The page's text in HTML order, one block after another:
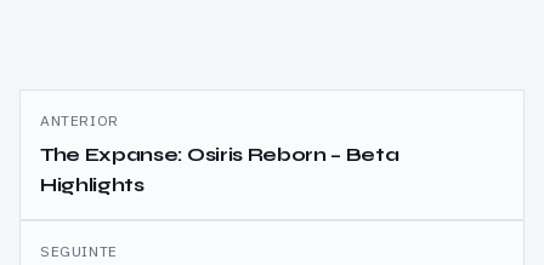
Navegação
de
artigos
ANTERIOR
The Expanse: Osiris Reborn – Beta
Highlights
SEGUINTE